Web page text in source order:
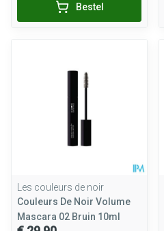
Bestel
Les couleurs de noir
Couleurs De Noir Volume
Mascara 02 Bruin 10ml